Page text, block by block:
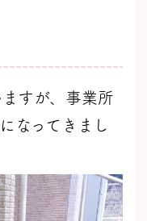
すが、事業所
なってきまし